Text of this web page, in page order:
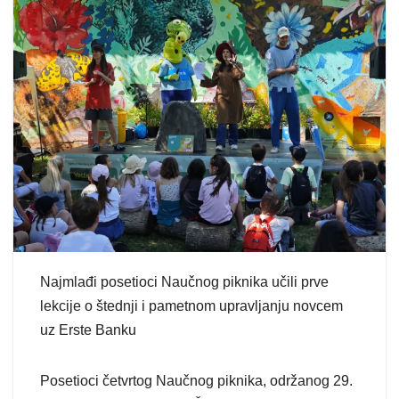
Najmlađi posetioci Naučnog piknika učili prve
lekcije o štednji i pametnom upravljanju novcem
uz Erste Banku
Posetioci četvrtog Naučnog piknika, održanog 29.